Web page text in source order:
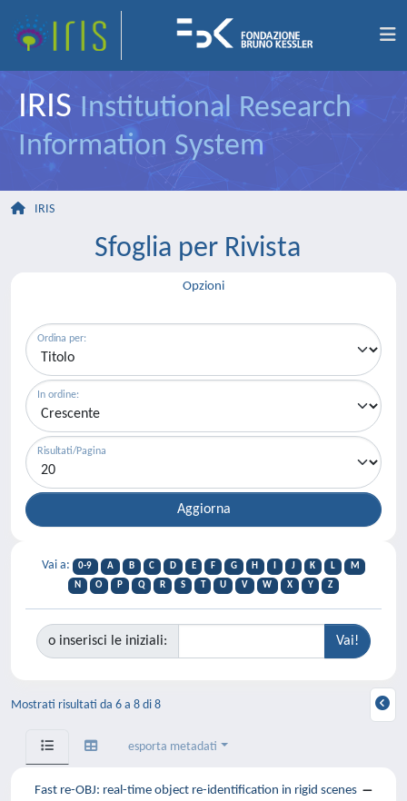
IRIS Institutional Research
Information System
IRIS
Sfoglia per Rivista
Opzioni
Ordina per:
In ordine:
Risultati/Pagina
Vai a: 0-9 A B C D E F G H J K L
M
N
O P Q R S T U V W X Y Z
o inserisci le iniziali:
Mostrati risultati da 6 a 8 di 8
esporta metadati
Fast re-OBJ: real-time object re-identification in rigid scenes